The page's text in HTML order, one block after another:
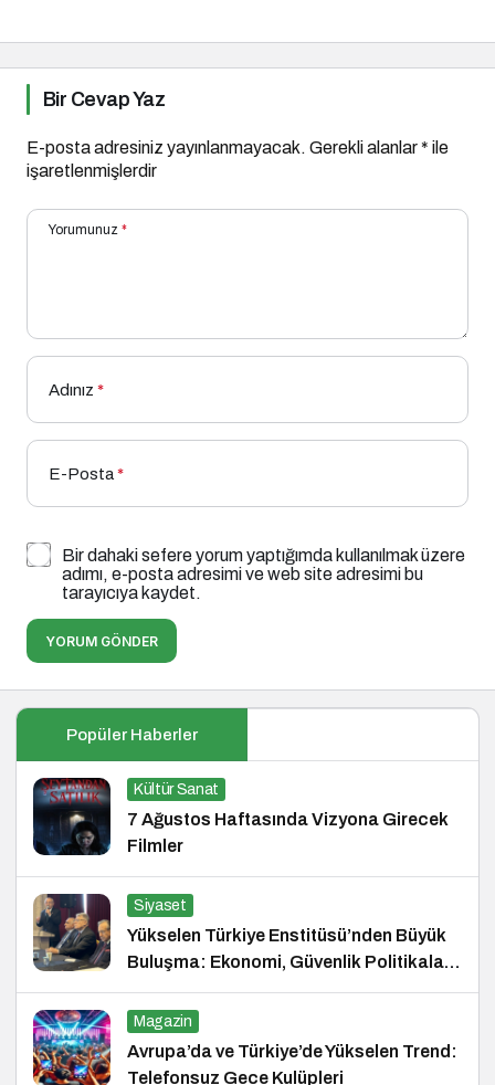
Bir Cevap Yaz
E-posta adresiniz yayınlanmayacak. Gerekli alanlar* ile
işaretlenmişlerdir
Yorumunuz *
Adınız *
E-Posta*
Bir dahaki sefere yorum yaptığımda kullanılmak üzere
adımı, e-posta adresimi ve web site adresimi bu
tarayıcıya kaydet.
YORUM GÖNDER
Popüler Haberler
Kültür Sanat
7 Ağustos Haftasında Vizyona Girecek
Filmler
Siyaset
Yükselen Türkiye Enstitüsü’nden Büyük
Buluşma: Ekonomi, Güvenlik Politikaları
ve Hukuk Konferansı
Magazin
Avrupa’da ve Türkiye’de Yükselen Trend:
Telefonsuz Gece Kulüpleri